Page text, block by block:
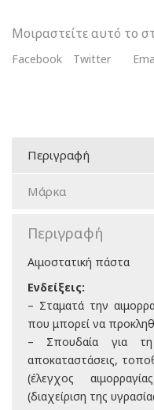
Μοιραστείτε αυτό το
Facebook Twitter
Περιγραφή
Μάρκα
Περιγραφή
Αιμοστατική πάστα
Ενδείξεις:
– Σταματά την
που μπορεί να
– Σπουδαία για
αποκαταστάσεις,
(έλεγχος
(διαχείριση της